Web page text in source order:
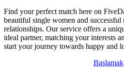
Find your perfect match here on
beautiful single women and
relationships. Our service offers a
ideal partner, matching your interests
start your journey towards happy and
Başlamak